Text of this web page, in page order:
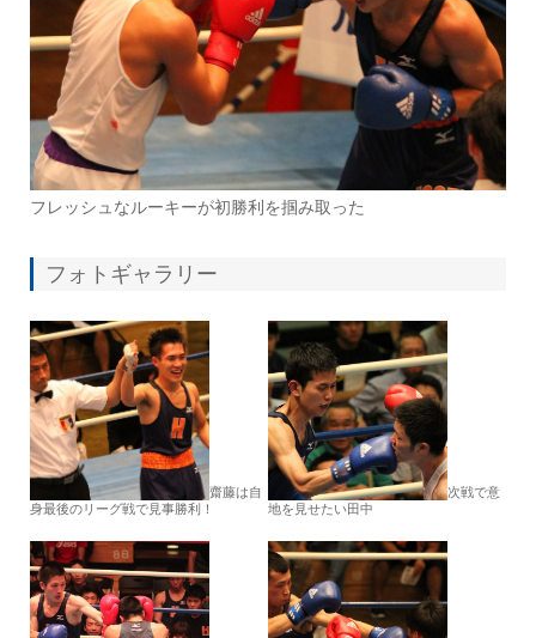
フレッシュなルーキーが初勝利を掴み取った
フォトギャラリー
齋藤は自
身最後のリーグ戦で見事勝利！
次戦で意
地を見せたい田中